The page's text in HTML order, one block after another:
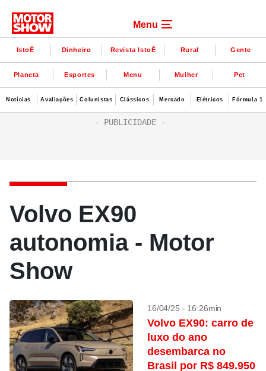
Menu
IstoÉ Dinheiro Revista IstoÉ Rural Gente
Planeta Esportes Menu Mulher Pet
Notícias Avaliações Colunistas Clássicos Mercado Elétricos Fórmula 1
Volvo EX90
autonomia - Motor
Show
16/04/25 - 16:26min
Volvo EX90: carro de
luxo do ano
desembarca no
Brasil por R$ 849.950